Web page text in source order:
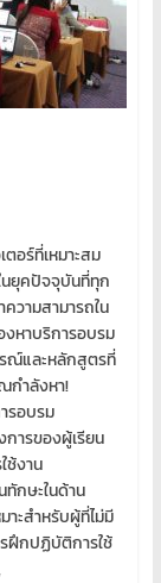
อร์ที่เหมาะสม
ยุคปัจจุบันที่ทุก
วามสามารถใน
งหาบริการอบรม
ณ์และหลักสูตรที่
กำลังหา!
รอบรม
ารของผู้เรียน
ช้งาน
กษะในด้าน
ะสำหรับผู้ที่ไม่มี
ฝึกปฏิบัติการใช้